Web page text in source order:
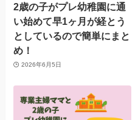
2歳の子がプレ幼稚園に通
い始めて早1ヶ月が経とう
としているので簡単にまと
め！
2026年6月5日